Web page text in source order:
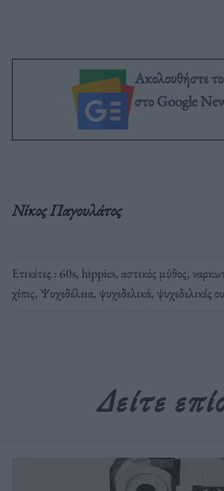
Ακολουθήστε
στο Google
Νίκος Παγουλάτος
Ετικέτες : 60s, hippies,αστικός μύθος,
χίπις,Ψυχεδέλεια,ψυχεδελικά,ψυχεδελικές
Δείτε